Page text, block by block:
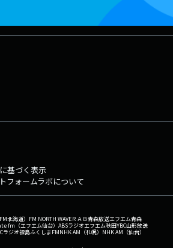
基づく表示
フォームラボについて
北海道） FM NORTH WAVEＲＡＢ青森放送エフエム青森
fm（エフエム仙台） ABSラジオエフエム秋田YBC山形放送
ラジオ福島ふくしまFMNHK AM（札幌） NHK AM（仙台）